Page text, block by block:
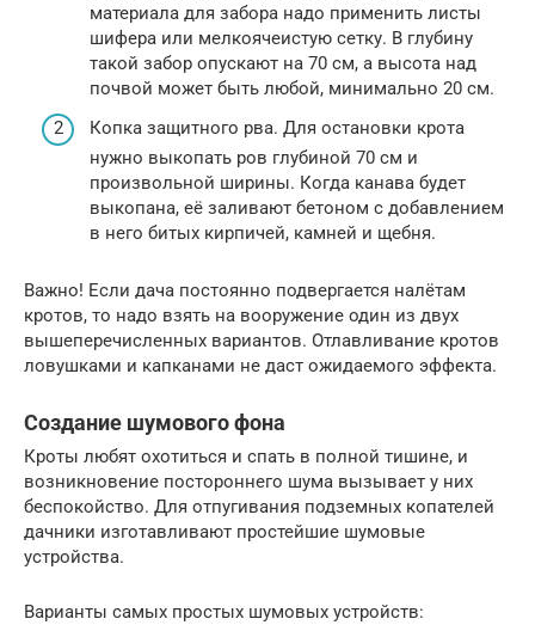
материала для забора надо применить листы
шифера или мелкоячеистую сетку. В глубину
такой забор опускают на 70 см, а высота над
почвой может быть любой, минимально 20 см.
Копка защитного рва. Для остановки крота
нужно выкопать ров глубиной 70 см и
произвольной ширины. Когда канава будет
выкопана, её заливают бетоном с добавлением
в него битых кирпичей, камней и щебня.
Важно! Если дача постоянно подвергается налётам
кротов, то надо взять на вооружение один из двух
вышеперечисленных вариантов. Отлавливание кротов
ловушками и капканами не даст ожидаемого эффекта.
Создание шумового фона
Кроты любят охотиться и спать в полной тишине, и
возникновение постороннего шума вызывает у них
беспокойство. Для отпугивания подземных копателей
дачники изготавливают простейшие шумовые
устройства.
Варианты самых простых шумовых устройств: